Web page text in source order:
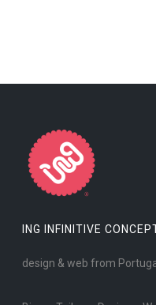
ING INFINITIVE
design & web from